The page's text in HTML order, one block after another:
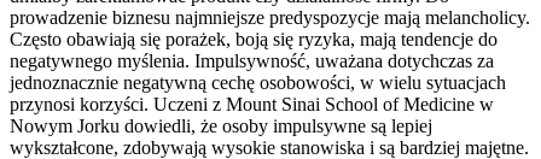
prowadzenie biznesu najmniejsze predyspozycje mają melancholicy.
Często obawiają się porażek, boją się ryzyka, mają tendencje do
negatywnego myślenia. Impulsywność, uważana dotychczas za
jednoznacznie negatywną cechę osobowości, w wielu sytuacjach
przynosi korzyści. Uczeni z Mount Sinai School of Medicine w
Nowym Jorku dowiedli, że osoby impulsywne są lepiej
wykształcone, zdobywają wysokie stanowiska i są bardziej majętne.